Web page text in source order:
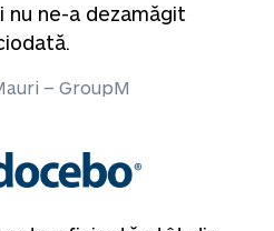
nu ne-a dezamăgit
– GroupM